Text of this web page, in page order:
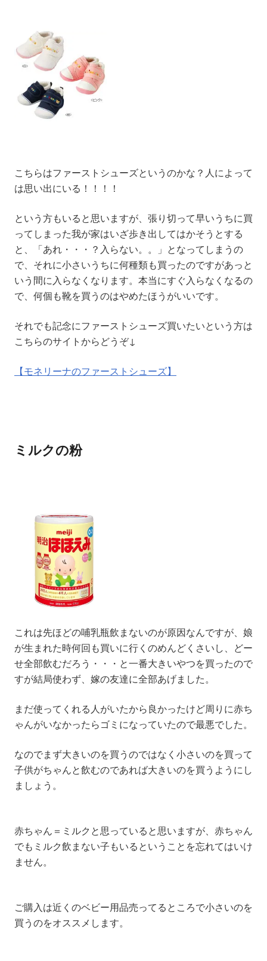
こちらはファーストシューズというのかな？人によって
は思い出にいる！！！！
という方もいると思いますが、張り切って早いうちに買
ってしまった我が家はいざ歩き出してはかそうとする
と、「あれ・・・？入らない。。」となってしまうの
で、それに小さいうちに何種類も買ったのですがあっと
いう間に入らなくなります。本当にすぐ入らなくなるの
で、何個も靴を買うのはやめたほうがいいです。
それでも記念にファーストシューズ買いたいという方は
こちらのサイトからどうぞ↓
【モネリーナのファーストシューズ】
ミルクの粉
これは先ほどの哺乳瓶飲まないのが原因なんですが、娘
が生まれた時何回も買いに行くのめんどくさいし、どー
せ全部飲むだろう・・・と一番大きいやつを買ったので
すが結局使わず、嫁の友達に全部あげました。
まだ使ってくれる人がいたから良かったけど周りに赤ち
ゃんがいなかったらゴミになっていたので最悪でした。
なのでまず大きいのを買うのではなく小さいのを買って
子供がちゃんと飲むのであれば大きいのを買うようにし
ましょう。
赤ちゃん＝ミルクと思っていると思いますが、赤ちゃん
でもミルク飲まない子もいるということを忘れてはいけ
ません。
ご購入は近くのベビー用品売ってるところで小さいのを
買うのをオススメします。